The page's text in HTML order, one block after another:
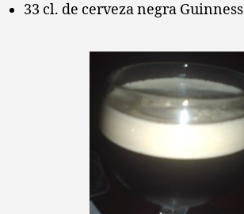
33 cl. de cerveza negra Guinness